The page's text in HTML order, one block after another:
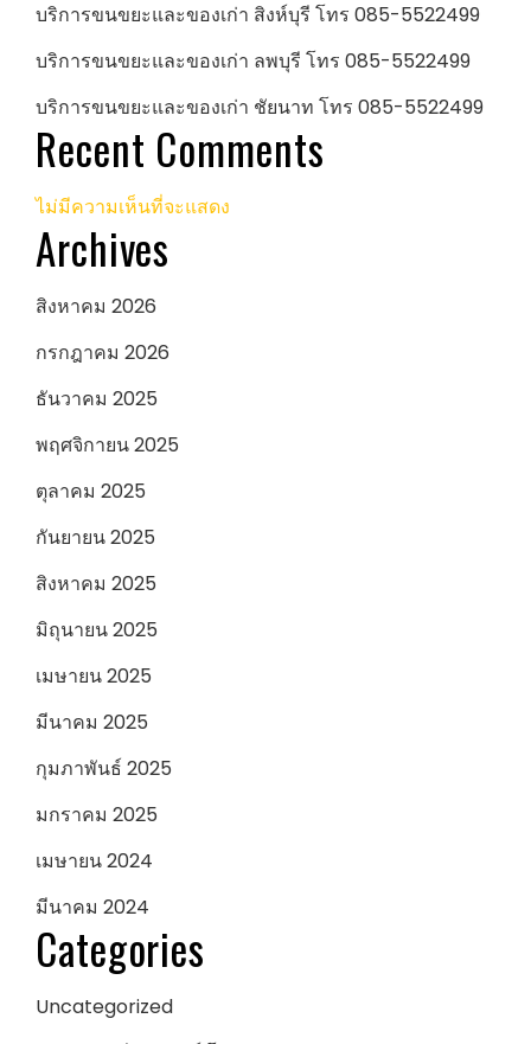
บริการขนขยะและของเก่า สิงห์บุรี โทร 085-5522499
บริการขนขยะและของเก่า ลพบุรี โทร 085-5522499
บริการขนขยะและของเก่า ชัยนาท โทร 085-5522499
Recent Comments
ไม่มีความเห็นที่จะแสดง
Archives
สิงหาคม 2026
กรกฎาคม 2026
ธันวาคม 2025
พฤศจิกายน 2025
ตุลาคม 2025
กันยายน 2025
สิงหาคม 2025
มิถุนายน 2025
เมษายน 2025
มีนาคม 2025
กุมภาพันธ์ 2025
มกราคม 2025
เมษายน 2024
มีนาคม 2024
Categories
Uncategorized